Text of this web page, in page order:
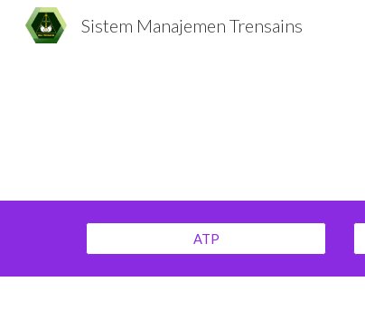
Sistem Manajemen Trensains
ATP